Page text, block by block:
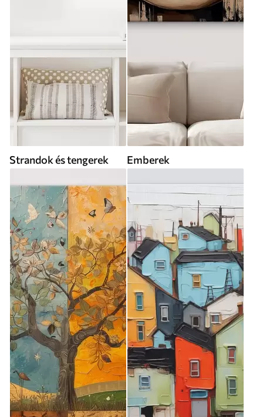
Strandok és tengerek Emberek